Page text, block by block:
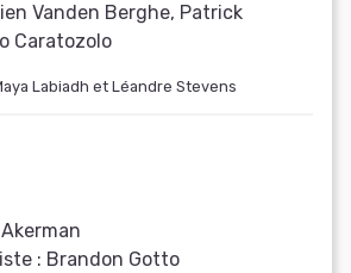
Vanden Berghe, Patrick
Caratozolo
Labiadh et Léandre Stevens
Akerman
: Brandon Gotto